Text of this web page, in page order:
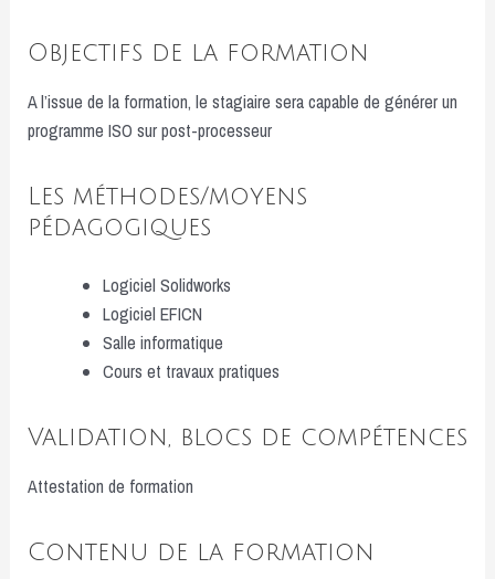
Objectifs de la formation
A l’issue de la formation, le stagiaire sera capable de générer un
programme ISO sur post-processeur
Les méthodes/moyens
pédagogiques
Logiciel Solidworks
Logiciel EFICN
Salle informatique
Cours et travaux pratiques
Validation, blocs de compétences
Attestation de formation
Contenu de la formation